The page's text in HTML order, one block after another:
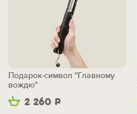
2 260 Р
Подарок-символ "Главному
вождю"